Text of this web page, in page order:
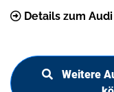
Details zum
Weitere